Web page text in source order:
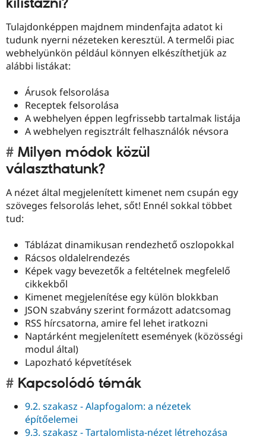
kilistázni?
Tulajdonképpen majdnem mindenfajta adatot ki
tudunk nyerni nézeteken keresztül. A termelői piac
webhelyünkön például könnyen elkészíthetjük az
alábbi listákat:
Árusok felsorolása
Receptek felsorolása
A webhelyen éppen legfrissebb tartalmak listája
A webhelyen regisztrált felhasználók névsora
Milyen módok közül
választhatunk?
A nézet által megjelenített kimenet nem csupán egy
szöveges felsorolás lehet, sőt! Ennél sokkal többet
tud:
Táblázat dinamikusan rendezhető oszlopokkal
Rácsos oldalelrendezés
Képek vagy bevezetők a feltételnek megfelelő
cikkekből
Kimenet megjelenítése egy külön blokkban
JSON szabvány szerint formázott adatcsomag
RSS hírcsatorna, amire fel lehet iratkozni
Naptárként megjelenített események (közösségi
modul által)
Lapozható képvetítések
Kapcsolódó témák
9.2. szakasz - Alapfogalom: a nézetek
építőelemei
9.3. szakasz - Tartalomlista-nézet létrehozása